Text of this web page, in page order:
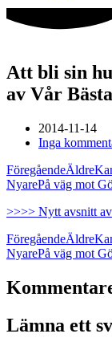
Att bli sin
av Vår
2014-11-14
Inga
FöregåendeÄldre
NyarePå väg mot
>>>> Nytt avsnitt
FöregåendeÄldre
NyarePå väg mot
Lämna ett